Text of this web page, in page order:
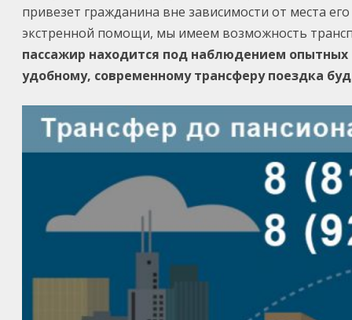
привезет гражданина вне зависимости от места
экстренной помощи, мы имеем возможность
пассажир находится под наблюдением
удобному, современному трансферу поездка